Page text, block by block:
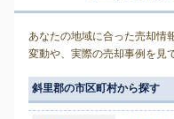
あなたの地域に合った売却情
変動や、実際の売却事例を見
斜里郡の市区町村から探す